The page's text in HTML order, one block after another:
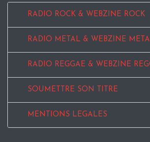
RADIO ROCK & WEBZINE ROCK
RADIO METAL & WEBZINE
RADIO REGGAE & WEBZINE
SOUMETTRE SON TITRE
MENTIONS LEGALES